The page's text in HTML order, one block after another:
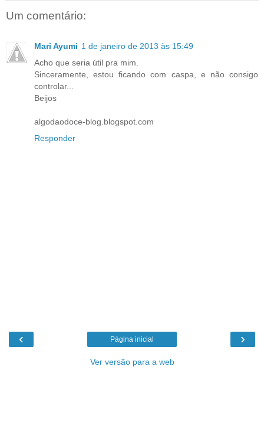
Um comentário:
Mari Ayumi 1 de janeiro de 2013 às 15:49
Acho que seria útil pra mim.
Sinceramente, estou ficando com caspa, e não consigo
controlar...
Beijos
algodaodoce-blog.blogspot.com
Responder
‹ ›
Página inicial
Ver versão para a web